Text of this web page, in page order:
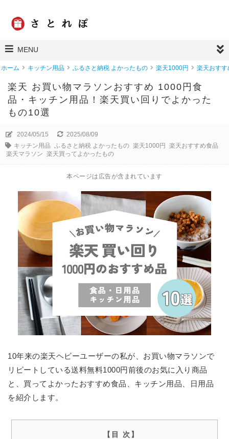
MENU
ホーム キッチン用品 ふるさと納税 よかったもの 楽天1000円 楽天おすす
楽天 お買い物マラソンおすすめ 1000円食
品・キッチン用品！楽天買い回りでよかった
もの10選
2024/05/15
2025/08/09
キッチン用品 ふるさと納税 よかったもの 楽天1000円
楽天おすすめ食品
楽天マラソン 楽天買ってよかったもの
本ページは広告が含まれています
10年来の楽天ヘビーユーザーの私が、お買い物マラソンで
リピートしている送料無料1000円前後のお気に入り商品
と、買ってよかったおすすめ食品、キッチン用品、日用品
を紹介します。